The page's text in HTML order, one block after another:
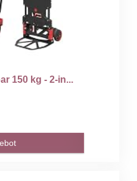
150 kg - 2-in...